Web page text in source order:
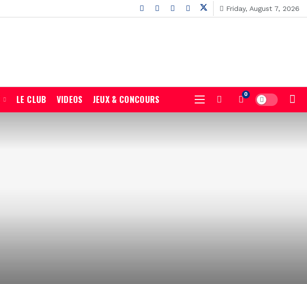
Friday, August 7, 2026
LE CLUB VIDEOS JEUX & CONCOURS 0